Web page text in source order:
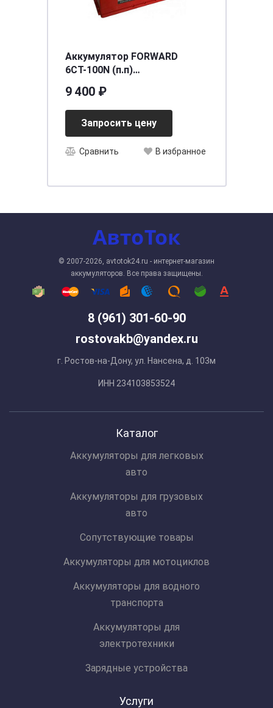
Аккумулятор FORWARD
6СТ-100N (п.п)
9 400 ₽
Запросить цену
Сравнить В избранное
8 (961) 301-60-90
rostovakb@yandex.ru
г. Ростов-на-Дону, ул. Нансена, д. 103м
ИНН 234103853524
© 2007-2026, avtotok24.ru - интернет-магазин
аккумуляторов. Все права защищены.
Каталог
Аккумуляторы для легковых
авто
Аккумуляторы для грузовых
авто
Сопутствующие товары
Аккумуляторы для мотоциклов
Аккумуляторы для водного
транспорта
Аккумуляторы для
электротехники
Зарядные устройства
Услуги